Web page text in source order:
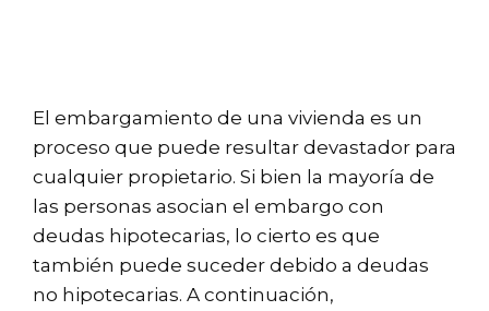
El embargamiento de una vivienda es un
proceso que puede resultar devastador para
cualquier propietario. Si bien la mayoría de
las personas asocian el embargo con
deudas hipotecarias, lo cierto es que
también puede suceder debido a deudas
no hipotecarias. A continuación,